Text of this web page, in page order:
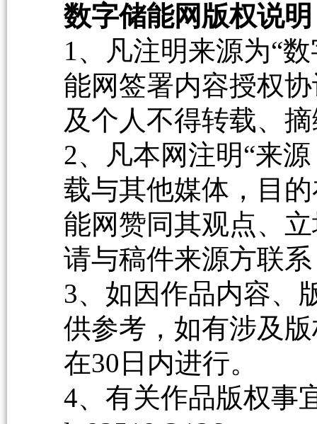
数字储能网版权说
1、凡注明来源为“
能网签署内容授权
及个人不得转载、
2、凡本网注明“来
载与其他媒体，目
能网赞同其观点、
请与稿件来源方联
3、如因作品内容、
供参考，如有涉及
在30日内进行。
4、有关作品版权事